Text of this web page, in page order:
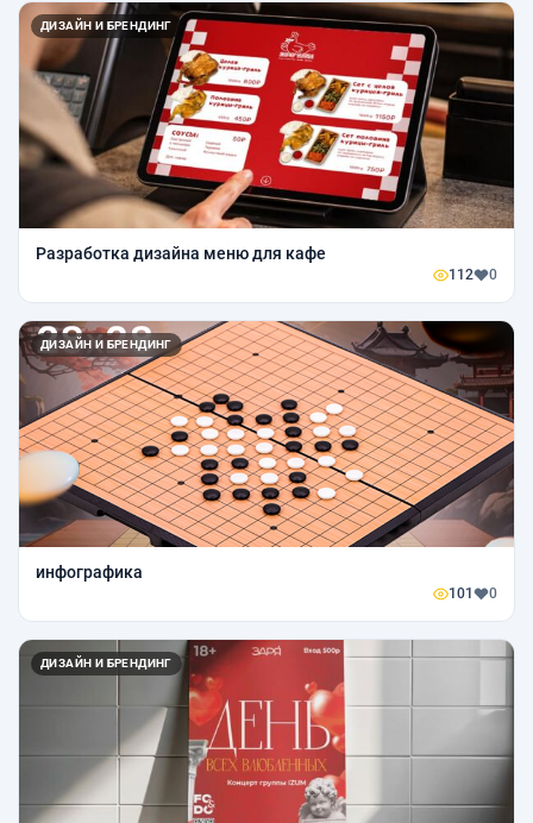
ДИЗАЙН И БРЕНДИНГ
Разработка дизайна меню для кафе
112 0
ДИЗАЙН И БРЕНДИНГ
инфографика
101 0
ДИЗАЙН И БРЕНДИНГ